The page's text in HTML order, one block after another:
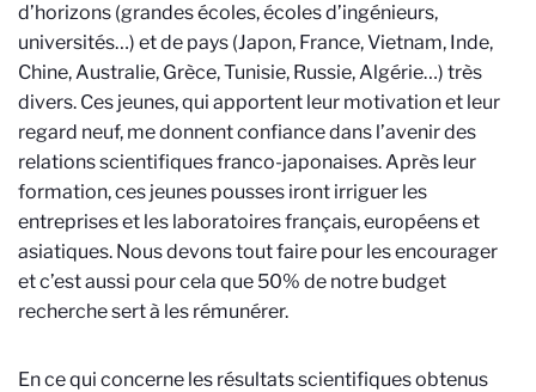
d’horizons (grandes écoles, écoles d’ingénieurs,
universités…) et de pays (Japon, France, Vietnam, Inde,
Chine, Australie, Grèce, Tunisie, Russie, Algérie…) très
divers. Ces jeunes, qui apportent leur motivation et leur
regard neuf, me donnent confiance dans l’avenir des
relations scientifiques franco-japonaises. Après leur
formation, ces jeunes pousses iront irriguer les
entreprises et les laboratoires français, européens et
asiatiques. Nous devons tout faire pour les encourager
et c’est aussi pour cela que 50% de notre budget
recherche sert à les rémunérer.
En ce qui concerne les résultats scientifiques obtenus